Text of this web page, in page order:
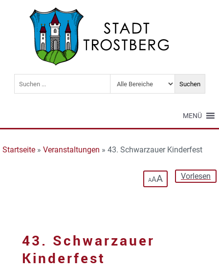
MENÜ
Startseite » Veranstaltungen » 43. Schwarzauer Kinderfest
Vorlesen
AAA
43. Schwarzauer
Kinderfest